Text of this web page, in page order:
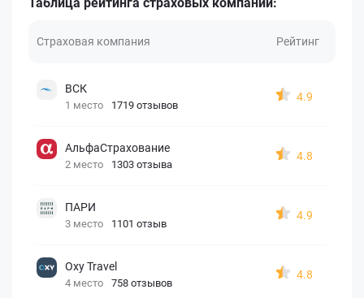
Страховая компания Рейтинг
ВСК
1 место 1719 отзывов
4.9
АльфаСтрахование
2 место 1303 отзыва
4.8
ПАРИ
3 место 1101 отзыв
4.9
Oxy Travel
4 место 758 отзывов
4.8